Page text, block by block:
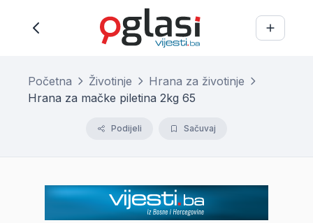
Početna Životinje
Hrana za životinje
Hrana za mačke piletina 2kg 65
Podijeli Sačuvaj